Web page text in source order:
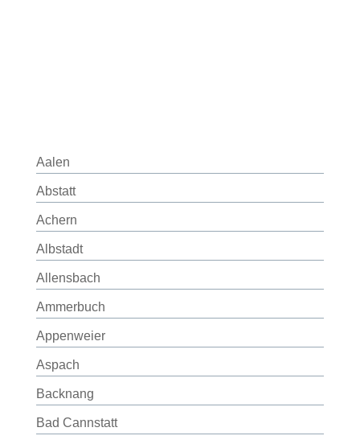
Aalen
Abstatt
Achern
Albstadt
Allensbach
Ammerbuch
Appenweier
Aspach
Backnang
Bad Cannstatt